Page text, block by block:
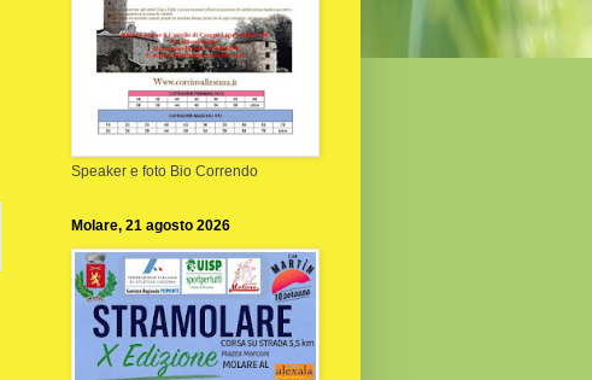
Speaker e foto Bio Correndo
Molare, 21 agosto 2026